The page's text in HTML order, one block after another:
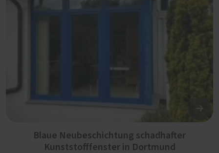
Blaue Neubeschichtung schadhafter
Kunststofffenster in Dortmund